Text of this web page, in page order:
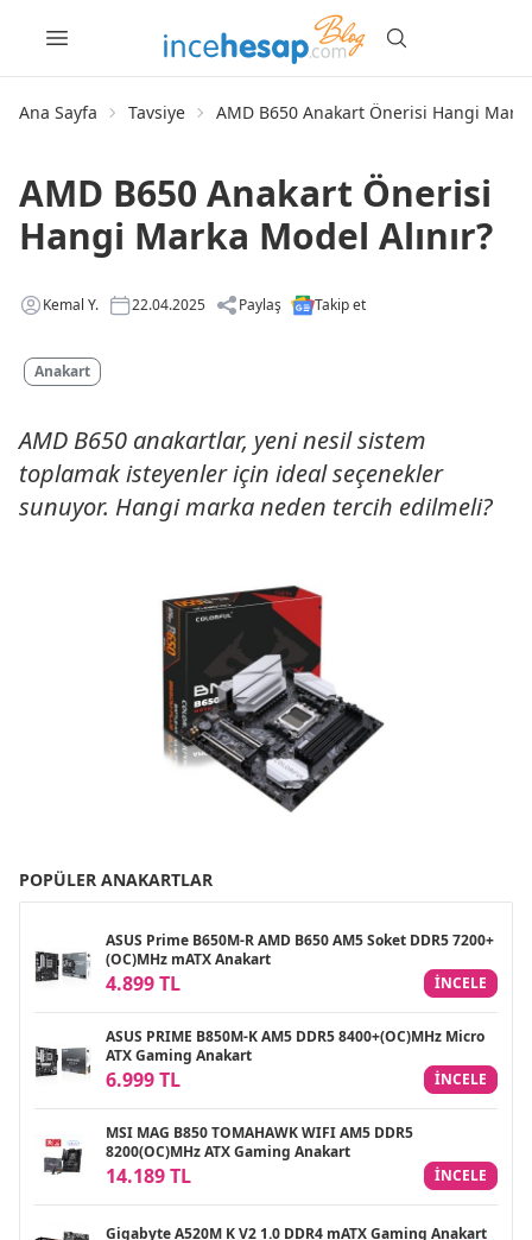
Ana Sayfa Tavsiye AMD B650 Anakart Önerisi Hangi
AMD B650 Anakart Önerisi
Hangi Marka Model Alınır?
Kemal Y. 22.04.2025 Paylaş Takip et
Anakart
AMD B650 anakartlar, yeni nesil sistem
toplamak isteyenler için ideal seçenekler
sunuyor. Hangi marka neden tercih edilmeli?
POPÜLER ANAKARTLAR
ASUS Prime B650M-R AMD B650 AM5 Soket DDR5 7200+
(OC)MHz mATX Anakart
4.899 TL INCELE
ASUS PRIME B850M-K AM5 DDR5 8400+(OC)MHz Micro
ATX Gaming Anakart
6.999 TL INCELE
MSI MAG B850 TOMAHAWK WIFI AM5 DDR5
8200(OC)MHz ATX Gaming Anakart
14.189 TL INCELE
Gigabyte A520M K V2 1.0 DDR4 mATX Gaming Anakart